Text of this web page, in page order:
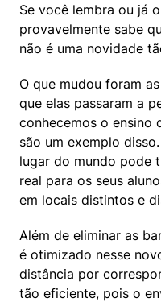
Se você lembra ou já
provavelmente sabe
não é uma novidade
O que mudou foram
que elas passaram a
conhecemos o ensino
são um exemplo
lugar do mundo pode
real para os seus
em locais distintos e
Além de eliminar as
é otimizado nesse
distância por
tão eficiente, pois o